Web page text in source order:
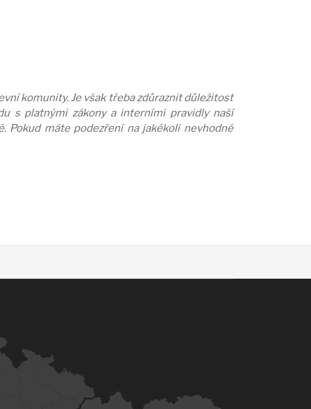
komunity. Je však třeba zdůraznit důležitost
s platnými zákony a interními pravidly naší
Pokud máte podezření na jakékoli nevhodné